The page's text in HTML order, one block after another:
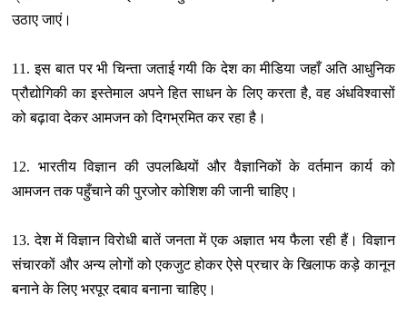
उठाए जाएं।
11. इस बात पर भी चिन्‍ता जताई गयी कि देश का मीडिया जहाँ अति आधुनिक
प्रौद्योगिकी का इस्‍तेमाल अपने हित साधन के लिए करता है, वह अंधविश्‍वासों
को बढ़ावा देकर आमजन को दिगभ्रमित कर रहा है।
12. भारतीय विज्ञान की उपलब्धियों और वैज्ञानिकों के वर्तमान कार्य को
आमजन तक पहुँचाने की पुरजोर कोशिश की जानी चाहिए।
13. देश में विज्ञान विरोधी बातें जनता में एक अज्ञात भय फैला रही हैं। विज्ञान
संचारकों और अन्‍य लोगों को एकजुट होकर ऐसे प्रचार के खिलाफ कड़े कानून
बनाने के लिए भरपूर दबाव बनाना चाहिए।